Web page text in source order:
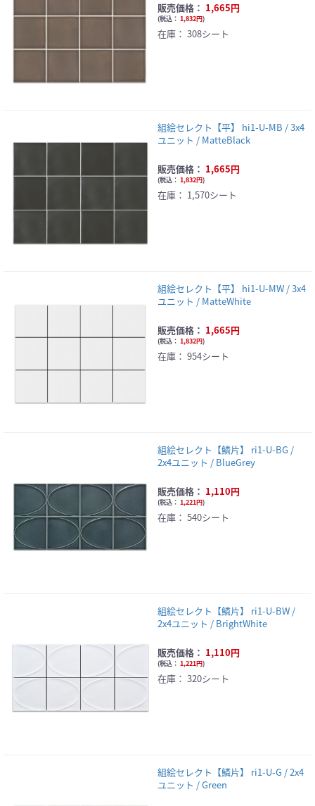
販売価格： 1,665円
(税込： 1,832円)
在庫： 308シート
組絵セレクト【平】 hi1-U-MB / 3x4
ユニット / MatteBlack
販売価格： 1,665円
(税込： 1,832円)
在庫： 1,570シート
組絵セレクト【平】 hi1-U-MW / 3x4
ユニット / MatteWhite
販売価格： 1,665円
(税込： 1,832円)
在庫： 954シート
組絵セレクト【鱗片】 ri1-U-BG /
2x4ユニット / BlueGrey
販売価格： 1,110円
(税込： 1,221円)
在庫： 540シート
組絵セレクト【鱗片】 ri1-U-BW /
2x4ユニット / BrightWhite
販売価格： 1,110円
(税込： 1,221円)
在庫： 320シート
組絵セレクト【鱗片】 ri1-U-G / 2x4
ユニット / Green